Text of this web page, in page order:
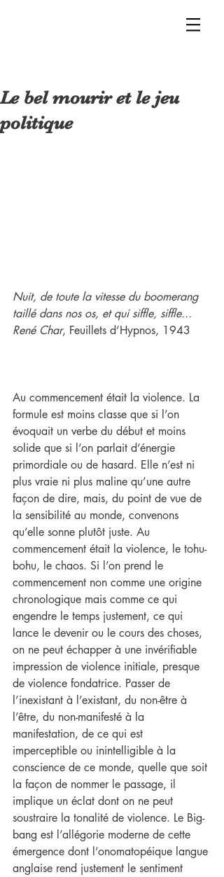
Le bel mourir et le jeu
politique
Nuit, de toute la vitesse du boomerang
taillé dans nos os, et qui siffle, siffle...
René Char, Feuillets d’Hypnos, 1943
Au commencement était la violence. La
formule est moins classe que si l’on
évoquait un verbe du début et moins
solide que si l’on parlait d’énergie
primordiale ou de hasard. Elle n’est ni
plus vraie ni plus maline qu’une autre
façon de dire, mais, du point de vue de
la sensibilité au monde, convenons
qu’elle sonne plutôt juste. Au
commencement était la violence, le tohu-
bohu, le chaos. Si l’on prend le
commencement non comme une origine
chronologique mais comme ce qui
engendre le temps justement, ce qui
lance le devenir ou le cours des choses,
on ne peut échapper à une invérifiable
impression de violence initiale, presque
de violence fondatrice. Passer de
l’inexistant à l’existant, du non-être à
l’être, du non-manifesté à la
manifestation, de ce qui est
imperceptible ou inintelligible à la
conscience de ce monde, quelle que soit
la façon de nommer le passage, il
implique un éclat dont on ne peut
soustraire la tonalité de violence. Le Big-
bang est l’allégorie moderne de cette
émergence dont l’onomatopéique langue
anglaise rend justement le sentiment